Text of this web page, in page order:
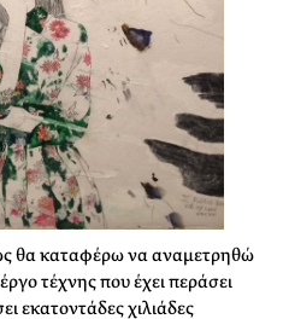
θα καταφέρω να αναμετρηθώ
τέχνης που έχει περάσει
εκατοντάδες χιλιάδες